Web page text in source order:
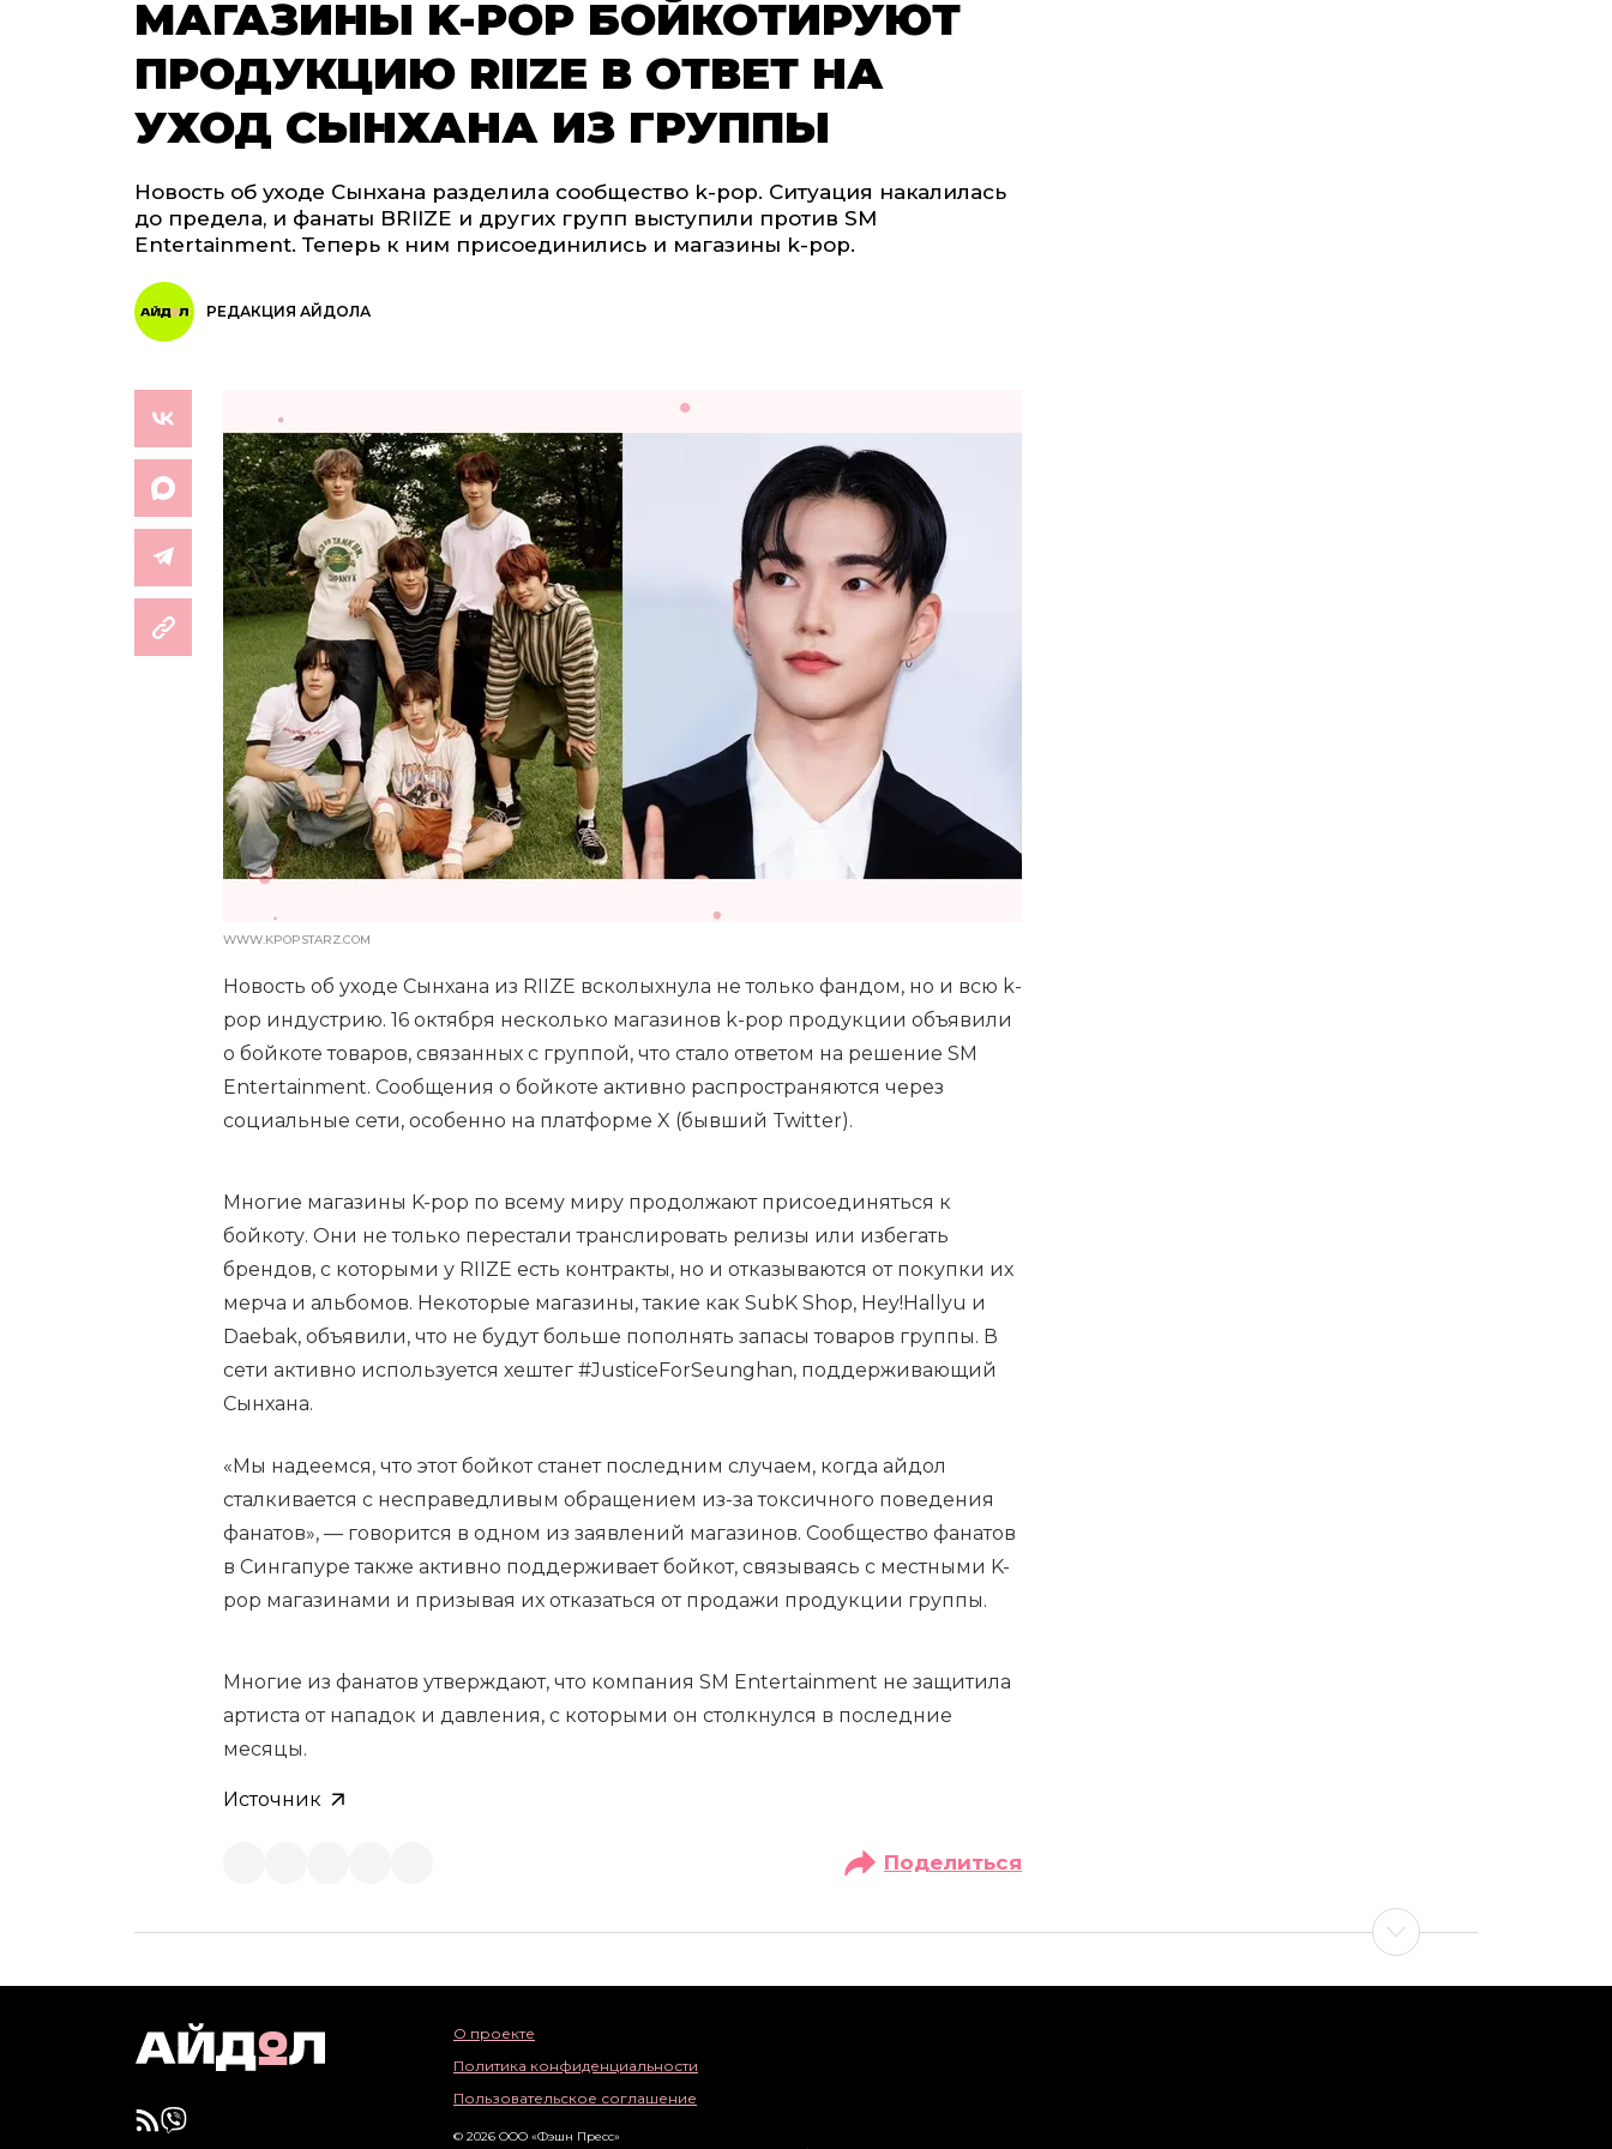
МАГАЗИНЫ K-POP БОЙКОТИРУЮТ
ПРОДУКЦИЮ RIIZE В ОТВЕТ НА
УХОД СЫНХАНА ИЗ ГРУППЫ
Новость об уходе Сынхана разделила сообщество k-pop. Ситуация накалилась
до предела, и фанаты BRIIZE и других групп выступили против SM
Entertainment. Теперь к ним присоединились и магазины k-pop.
РЕДАКЦИЯ АЙДОЛА
WWW.KPOPSTARZ.COM
Новость об уходе Сынхана из RIIZE всколыхнула не только фандом, но и всю k-
pop индустрию. 16 октября несколько магазинов k-pop продукции объявили
о бойкоте товаров, связанных с группой, что стало ответом на решение SM
Entertainment. Сообщения о бойкоте активно распространяются через
социальные сети, особенно на платформе X (бывший Twitter).
Многие магазины K-pop по всему миру продолжают присоединяться к
бойкоту. Они не только перестали транслировать релизы или избегать
брендов, с которыми у RIIZE есть контракты, но и отказываются от покупки их
мерча и альбомов. Некоторые магазины, такие как SubK Shop, Hey!Hallyu и
Daebak, объявили, что не будут больше пополнять запасы товаров группы. В
сети активно используется хештег #JusticeForSeunghan, поддерживающий
Сынхана.
«Мы надеемся, что этот бойкот станет последним случаем, когда айдол
сталкивается с несправедливым обращением из-за токсичного поведения
фанатов», — говорится в одном из заявлений магазинов. Сообщество фанатов
в Сингапуре также активно поддерживает бойкот, связываясь с местными K-
pop магазинами и призывая их отказаться от продажи продукции группы.
Многие из фанатов утверждают, что компания SM Entertainment не защитила
артиста от нападок и давления, с которыми он столкнулся в последние
месяцы.
Источник
Поделиться
О проекте
Политика конфиденциальности
Пользовательское соглашение
© 2026 ООО «Фэшн Пресс»